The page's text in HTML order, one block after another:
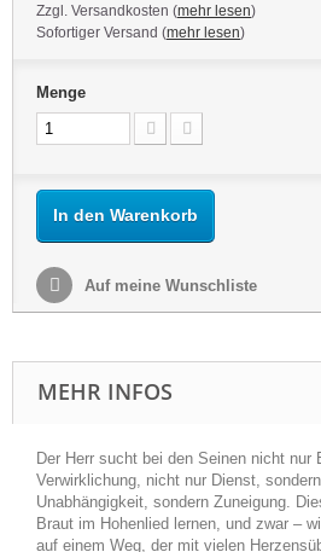
Zzgl. Versandkosten (mehr lesen)
Sofortiger Versand (mehr lesen)
Menge
In den Warenkorb
Auf meine Wunschliste
MEHR INFOS
Der Herr sucht bei den Seinen nicht nur
Verwirklichung, nicht nur Dienst,
Unabhängigkeit, sondern Zuneigung.
Braut im Hohenlied lernen, und zwar –
auf einem Weg, der mit vielen